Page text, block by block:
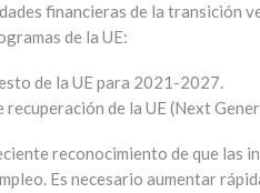
financieras de la transición
de la UE:
de la UE para 2021-2027.
recuperación de la UE (Next
reconocimiento de que las
Es necesario aumentar